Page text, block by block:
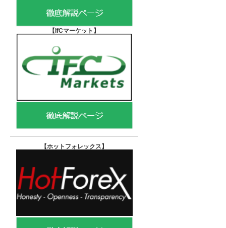
【IfCマーケット 】
【ホットフォレックス 】